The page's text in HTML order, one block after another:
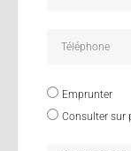
Emprunter
Consulter sur